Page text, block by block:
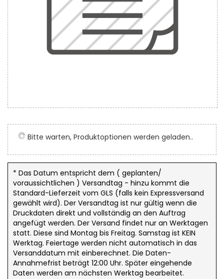
Anfang
der
Bildergalerie
springen
Bitte warten, Produktoptionen werden geladen..
* Das Datum entspricht dem ( geplanten/
voraussichtlichen ) Versandtag - hinzu kommt die
Standard-Lieferzeit vom GLS (falls kein Expressversand
gewählt wird). Der Versandtag ist nur gültig wenn die
Druckdaten direkt und vollständig an den Auftrag
angefügt werden. Der Versand findet nur an Werktagen
statt. Diese sind Montag bis Freitag. Samstag ist KEIN
Werktag. Feiertage werden nicht automatisch in das
Versanddatum mit einberechnet. Die Daten-
Annahmefrist beträgt 12:00 Uhr. Später eingehende
Daten werden am nächsten Werktag bearbeitet.